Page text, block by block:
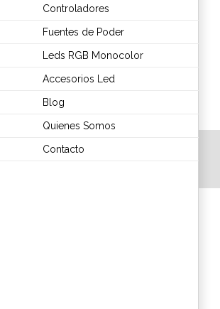
Controladores
Fuentes de Poder
Leds RGB Monocolor
Accesorios Led
Blog
Quienes Somos
Contacto